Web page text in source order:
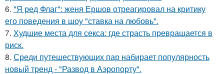
6. "Я ред Флаг": женя Ершов отреагировал на критику
его поведения в шоу "ставка на любовь".
7. Худшие места для секса: где страсть превращается в
риск.
8. Среди путешествующих пар набирает популярность
новый тренд - "Развод в Аэропорту".